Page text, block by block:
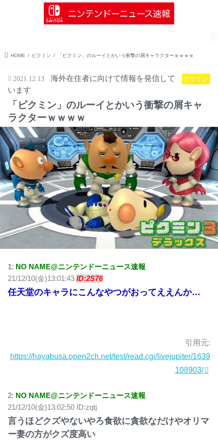
HOME ピクミン 「ピクミン」のルーイとかいう衝撃の屑キャラクターｗｗｗｗ
ピクミン
2021.12.13
海外在住者に向けて情報を発信して
います
「ピクミン」のルーイとかいう衝撃の屑キャ
ラクターｗｗｗｗ
1: NO NAME@ニンテンドーニュース速報
21/12/10(金)13:01:43ID:2S76
任天堂のキャラにこんなやつがおってええんか…
引用元:
https://hayabusa.open2ch.net/test/read.cgi/livejupiter/1639
108903/
2: NO NAME@ニンテンドーニュース速報
21/12/10(金)13:02:50 ID:zqtj
言うほどクズやないやろ食欲に貪欲なだけやオリマ
ー妻の方がクズ度高い